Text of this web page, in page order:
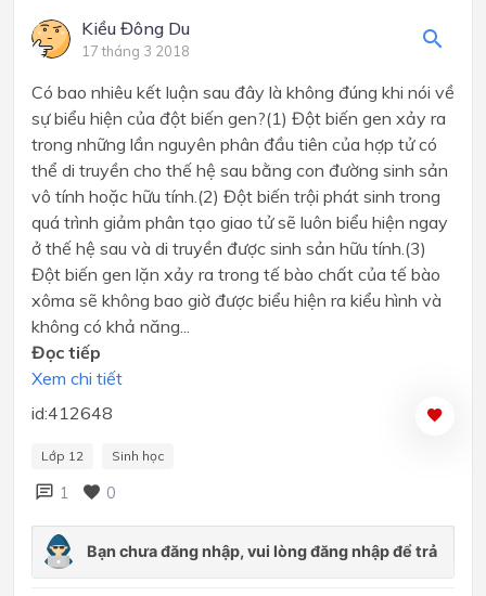
Kiều Đông Du
17 tháng 3 2018
Có bao nhiêu kết luận sau đây là không đúng khi nói về
sự biểu hiện của đột biến gen?(1) Đột biến gen xảy ra
trong những lần nguyên phân đầu tiên của hợp tử có
thể di truyền cho thế hệ sau bằng con đường sinh sản
vô tính hoặc hữu tính.(2) Đột biến trội phát sinh trong
quá trình giảm phân tạo giao tử sẽ luôn biểu hiện ngay
ở thế hệ sau và di truyền được sinh sản hữu tính.(3)
Đột biến gen lặn xảy ra trong tế bào chất của tế bào
xôma sẽ không bao giờ được biểu hiện ra kiểu hình và
không có khả năng...
Đọc tiếp
Xem chi tiết
id:412648
Lớp 12 Sinh học
1 0